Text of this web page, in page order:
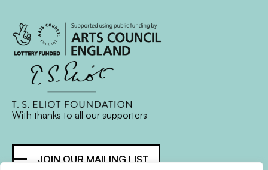
With thanks to all our supporters
JOIN OUR MAILING LIST